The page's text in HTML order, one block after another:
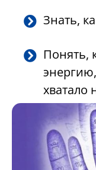
Знать,
Понять,
хватало